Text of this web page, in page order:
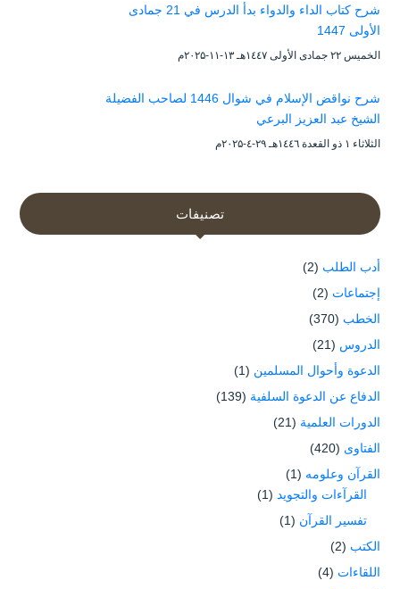
شرح كتاب الداء والدواء بدأ الدرس في 21 جمادى
الأولى 1447
الخميس ۲۲ جمادى الأولى ۱٤٤۷هـ ۱۳-۱۱-۲۰۲۵م
شرح نواقض الإسلام في شوال 1446 لصاحب الفضيلة
الشيخ عبد العزيز البرعي
الثلاثاء ۱ ذو القعدة ۱٤٤٦هـ ۲۹-٤-۲۰۲۵م
تصنيفات
أدب الطلب (2)
إجتماعات (2)
الخطب (370)
الدروس (21)
الدعوة وأحوال المسلمين (1)
الدفاع عن الدعوة السلفية (139)
الدورات العلمية (21)
الفتاوى (420)
القرآن وعلومه (1)
القرآءات والتجويد (1)
تفسير القرآن (1)
الكتب (2)
اللقاءات (4)